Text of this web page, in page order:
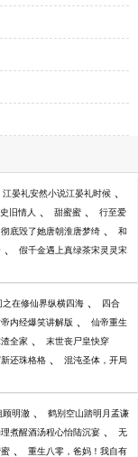
江晏礼安然小说江晏礼时候 、
旧情人 、 甜蜜蜜 、 行至爱
彻底毁了她唐朝淮唐梦绮 、 和
、 假千金遇上真绿茶宋灵灵宋
之在修仙界纵横四海 、 四合
内经爆笑讲解版 、 仙帝重生
全家 、 末世丧尸皇快穿
还珠格格 、 混沌圣体，开局
顾明澈 、 鹤别空山踏明月孟谦
煮醒酒汤程心怡陆沉宴 、 无
、 重生八零，爸妈！我自有